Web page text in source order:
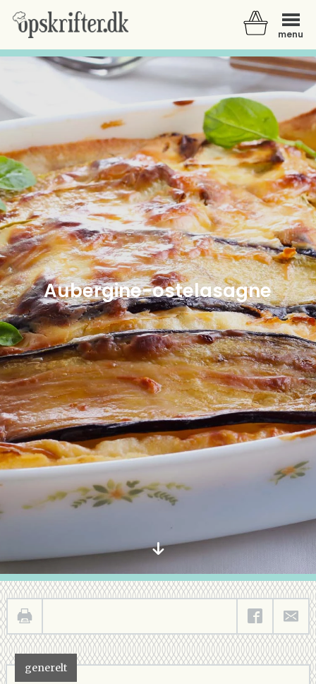
menu
Der er ingen varer i din kurv.
Aubergine-ostelasagne
generelt